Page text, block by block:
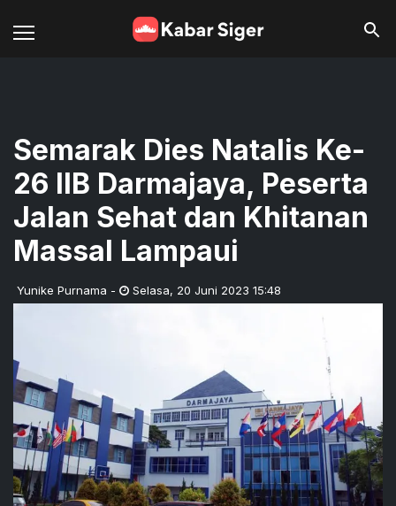
Semarak Dies Natalis Ke-
26 IIB Darmajaya, Peserta
Jalan Sehat dan Khitanan
Massal Lampaui
Yunike Purnama - Selasa, 20 Juni 2023 15:48